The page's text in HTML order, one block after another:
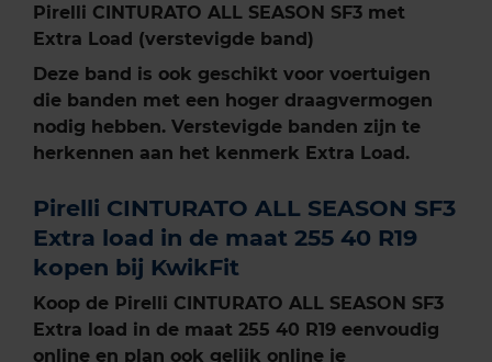
Pirelli CINTURATO ALL SEASON SF3 met
Extra Load (verstevigde band)
Deze band is ook geschikt voor voertuigen
die banden met een hoger draagvermogen
nodig hebben. Verstevigde banden zijn te
herkennen aan het kenmerk Extra Load.
Pirelli CINTURATO ALL SEASON SF3
Extra load in de maat 255 40 R19
kopen bij KwikFit
Koop de Pirelli CINTURATO ALL SEASON SF3
Extra load in de maat 255 40 R19 eenvoudig
online en plan ook gelijk online je